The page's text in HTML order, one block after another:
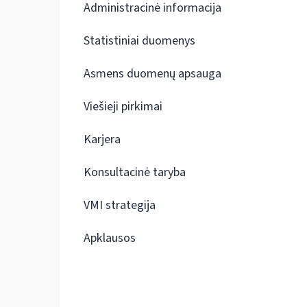
Administracinė informacija
Statistiniai duomenys
Asmens duomenų apsauga
Viešieji pirkimai
Karjera
Konsultacinė taryba
VMI strategija
Apklausos